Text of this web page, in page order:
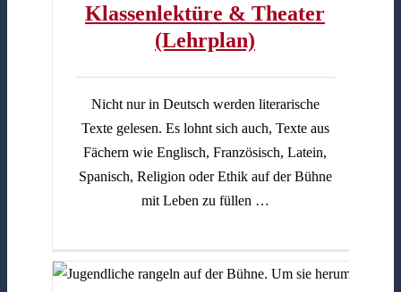
Klassenlektüre & Theater
(Lehrplan)
Nicht nur in Deutsch werden literarische
Texte gelesen. Es lohnt sich auch, Texte aus
Fächern wie Englisch, Französisch, Latein,
Spanisch, Religion oder Ethik auf der Bühne
mit Leben zu füllen …